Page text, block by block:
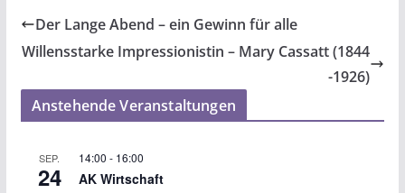
Der Lange Abend – ein Gewinn für alle
Willensstarke Impressionistin – Mary Cassatt (1844
-1926)
Anstehende Veranstaltungen
SEP.
24
14:00 - 16:00
AK Wirtschaft